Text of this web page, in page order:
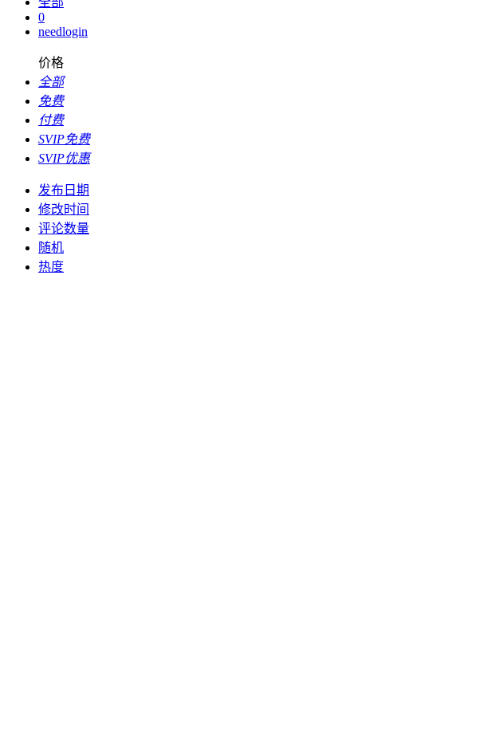
0
needlogin
价格
全部
免费
付费
SVIP免费
SVIP优惠
发布日期
修改时间
评论数量
随机
热度